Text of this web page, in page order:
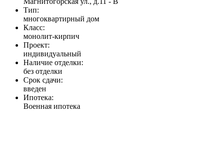
Тип:
многоквартирный дом
Класс:
монолит-кирпич
Проект:
индивидуальный
Наличие отделки:
без отделки
Срок сдачи:
введен
Ипотека:
Военная ипотека